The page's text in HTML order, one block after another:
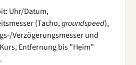
Uhr/Datum,
(Tacho,groundspeed),
Verzögerungsmesser und
Entfernung bis "Heim"